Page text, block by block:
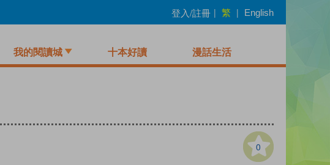
登入/註冊 | 繁 | English
我的閱讀城 十本好讀 漫話生活
0